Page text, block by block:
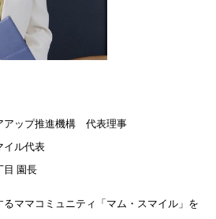
ップ推進機構 代表理事
イル代表
目 園長
ママコミュニティ「マム・スマイル」を